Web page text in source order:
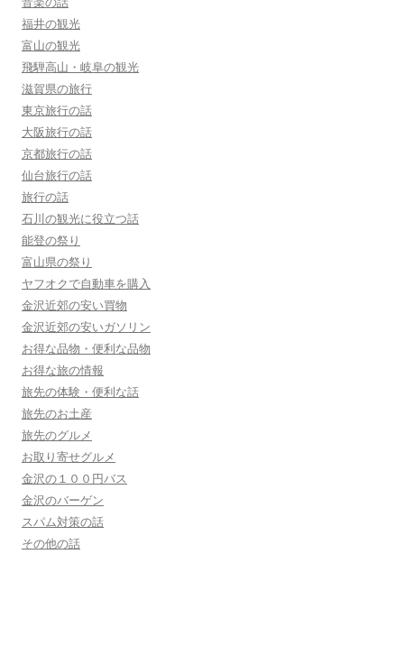
福井の観光
富山の観光
飛騨高山・岐阜の観光
滋賀県の旅行
東京旅行の話
大阪旅行の話
京都旅行の話
仙台旅行の話
旅行の話
石川の観光に役立つ話
能登の祭り
富山県の祭り
ヤフオクで自動車を購入
金沢近郊の安い買物
金沢近郊の安いガソリン
お得な品物・便利な品物
お得な旅の情報
旅先の体験・便利な話
旅先のお土産
旅先のグルメ
お取り寄せグルメ
金沢の１００円バス
金沢のバーゲン
スパム対策の話
その他の話